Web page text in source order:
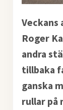
Veckans
Roger
andra
tillbaka
ganska
rullar på